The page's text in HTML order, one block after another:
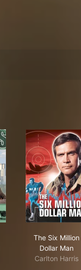
The Six Million
Dollar Man
Carlton Harris